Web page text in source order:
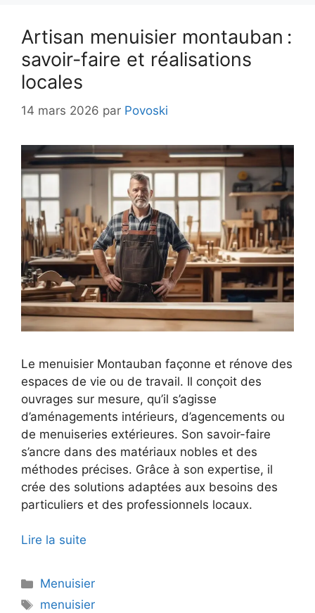
Artisan menuisier montauban :
savoir-faire et réalisations
locales
14 mars 2026 par Povoski
Le menuisier Montauban façonne et rénove des
espaces de vie ou de travail. Il conçoit des
ouvrages sur mesure, qu’il s’agisse
d’aménagements intérieurs, d’agencements ou
de menuiseries extérieures. Son savoir-faire
s’ancre dans des matériaux nobles et des
méthodes précises. Grâce à son expertise, il
crée des solutions adaptées aux besoins des
particuliers et des professionnels locaux.
Lire la suite
Catégories
Menuisier
Étiquettes
menuisier